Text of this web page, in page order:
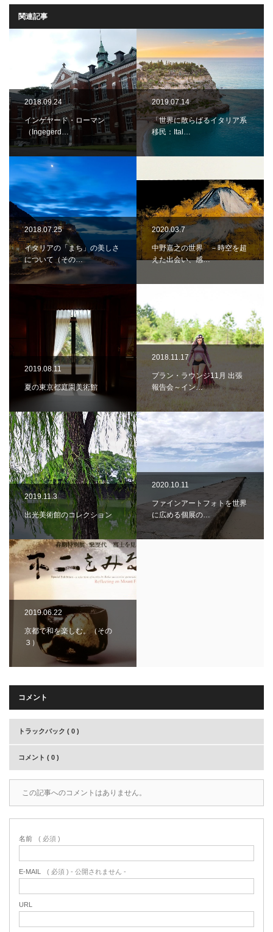
関連記事
2018.09.24
インゲヤード・ローマン
（Ingegerd…
2019.07.14
「世界に散らばるイタリア系
移民：Ital…
2018.07.25
イタリアの「まち」の美しさ
について（その…
2020.03.7
中野嘉之の世界 －時空を超
えた出会い、感…
2019.08.11
夏の東京都庭園美術館
2018.11.17
プラン・ラウンジ11月 出張
報告会～イン…
2019.11.3
出光美術館のコレクション
2020.10.11
ファインアートフォトを世界
に広める個展の…
2019.06.22
京都で和を楽しむ。（その
３）
コメント
トラックバック ( 0 )
コメント ( 0 )
この記事へのコメントはありません。
名前 ( 必須 )
E-MAIL ( 必須 ) - 公開されません -
URL